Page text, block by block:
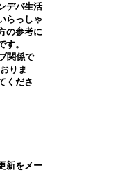
デバ生活
らっしゃ
の参考に
。
関係で
りま
くださ
新をメー